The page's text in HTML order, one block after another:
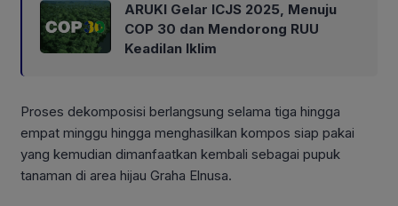
ARUKI Gelar ICJS 2025, Menuju
COP 30 dan Mendorong RUU
Keadilan Iklim
Proses dekomposisi berlangsung selama tiga hingga
empat minggu hingga menghasilkan kompos siap pakai
yang kemudian dimanfaatkan kembali sebagai pupuk
tanaman di area hijau Graha Elnusa.